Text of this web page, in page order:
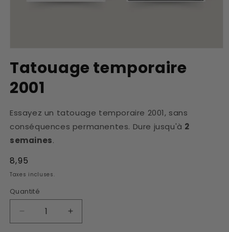
média
dans
une
Tatouage temporaire
2001
Essayez un tatouage temporaire 2001, sans
conséquences permanentes. Dure jusqu'à 2
semaines.
Prix
habituel
8,95
Taxes incluses.
Quantité
Réduire
la
Augmenter
la